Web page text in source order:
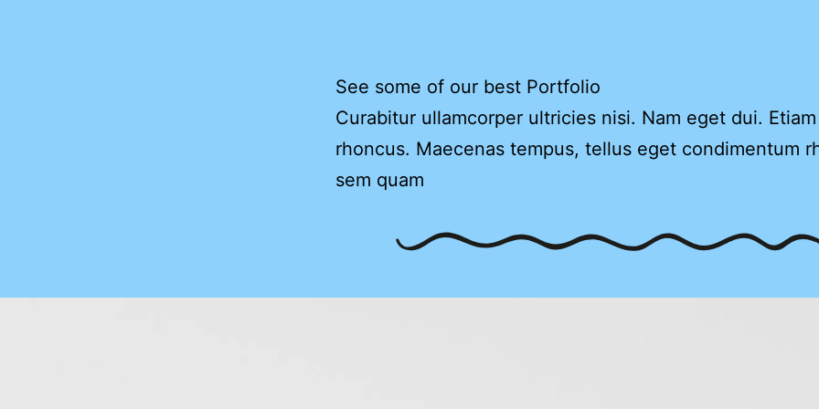
See some of our best Portfolio
Curabitur ullamcorper ultricies nisi. Nam eget dui. Etiam
rhoncus. Maecenas tempus, tellus eget condimentum
sem quam